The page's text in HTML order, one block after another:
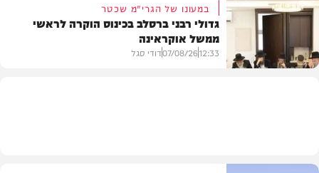
במעונו של הגרי"מ שכטר
גדולי רבני ברסלב בכינוס הוקרה לראשי
ממשל אוקראינה
12:33
07/08/26דודי סגל